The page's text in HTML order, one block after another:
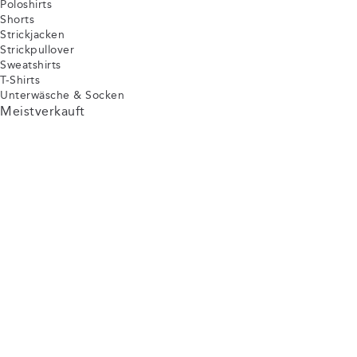
Poloshirts
Shorts
Strickjacken
Strickpullover
Sweatshirts
T-Shirts
Unterwäsche & Socken
Meistverkauft